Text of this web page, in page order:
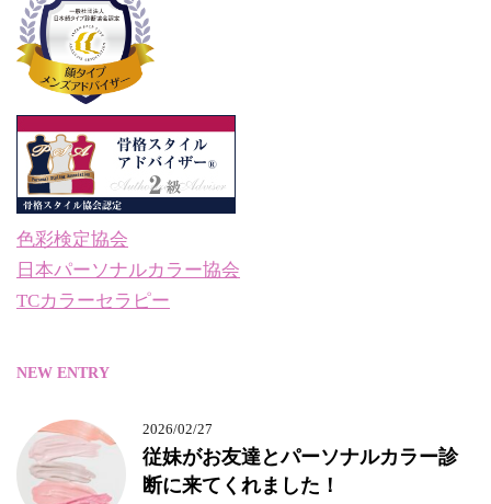
色彩検定協会
日本パーソナルカラー協会
TCカラーセラピー
NEW ENTRY
2026/02/27
従妹がお友達とパーソナルカラー診
断に来てくれました！